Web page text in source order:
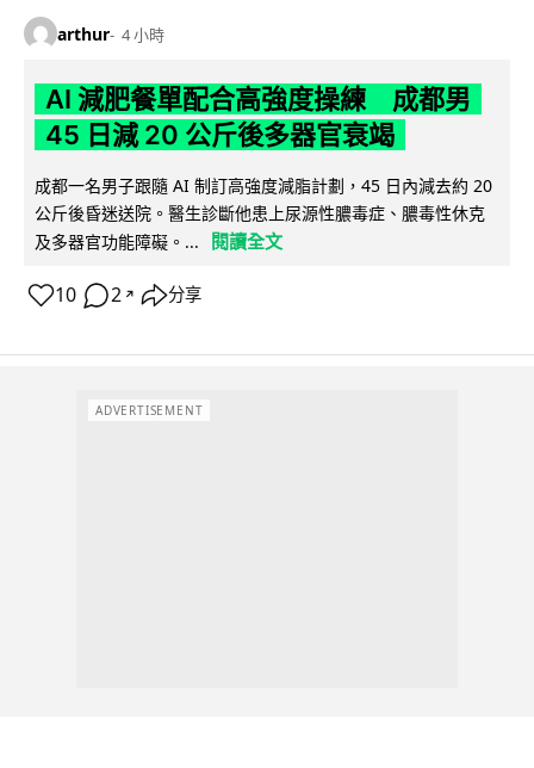
arthur 4 小時
AI 減肥餐單配合高強度操練 成都男
45 日減 20 公斤後多器官衰竭
成都一名男子跟隨 AI 制訂高強度減脂計劃，45 日內減去約 20
公斤後昏迷送院。醫生診斷他患上尿源性膿毒症、膿毒性休克
及多器官功能障礙。...
閱讀全文
10 2 ↗ 分享
ADVERTISEMENT